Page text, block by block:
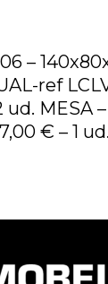
–
ref
MESA
€ – 1 ud.